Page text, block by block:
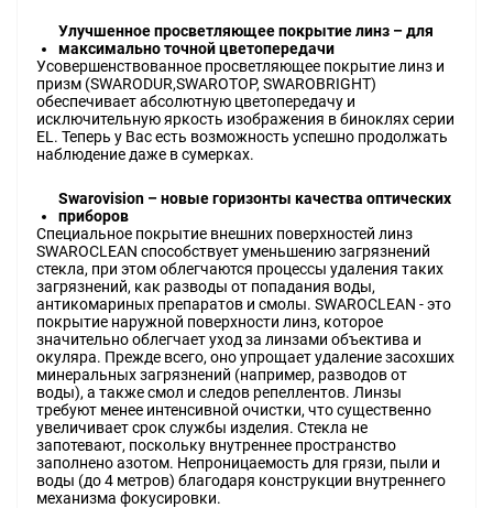
Улучшенное просветляющее покрытие линз – для
максимально точной цветопередачи
Усовершенствованное просветляющее покрытие линз и
призм (SWARODUR,SWAROTOP, SWAROBRIGHT)
обеспечивает абсолютную цветопередачу и
исключительную яркость изображения в биноклях серии
EL. Теперь у Вас есть возможность успешно продолжать
наблюдение даже в сумерках.
Swarovision – новые горизонты качества оптических
приборов
Специальное покрытие внешних поверхностей линз
SWAROCLEAN способствует уменьшению загрязнений
стекла, при этом облегчаются процессы удаления таких
загрязнений, как разводы от попадания воды,
антикомариных препаратов и смолы. SWAROCLEAN - это
покрытие наружной поверхности линз, которое
значительно облегчает уход за линзами объектива и
окуляра. Прежде всего, оно упрощает удаление засохших
минеральных загрязнений (например, разводов от
воды), а также смол и следов репеллентов. Линзы
требуют менее интенсивной очистки, что существенно
увеличивает срок службы изделия. Стекла не
запотевают, поскольку внутреннее пространство
заполнено азотом. Непроницаемость для грязи, пыли и
воды (до 4 метров) благодаря конструкции внутреннего
механизма фокусировки.